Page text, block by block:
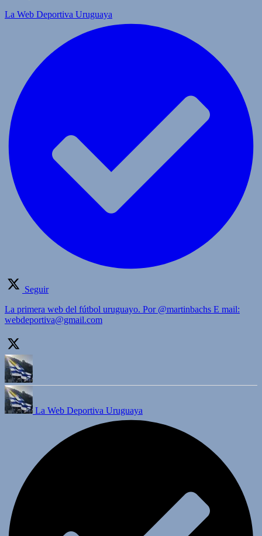
La Web Deportiva Uruguaya
Seguir
La primera web del fútbol uruguayo. Por @martinbachs E mail:
webdeportiva@gmail.com
La Web Deportiva Uruguaya